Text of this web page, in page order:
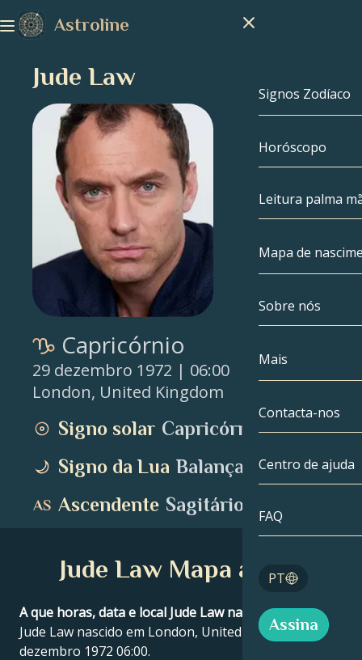
Astroline
Signos Zodíaco
Signos
Capricórnio
Peixes
Áries
Touro
Cancro
Leo
Virgem
Sagitário
Horóscopo
Leitura palma
Mapa de
Mapa de
Celebridades
Sobre nós
Mais
Tarot
Números de
Contacta-nos
Centro de ajuda
FAQ
PT
English
Assina
Jude Law
Capricórnio
29 dezembro 1972 | 06:00
London, United Kingdom
Signo solar Capricórnio
Signo da Lua Balança
Ascendente Sagitário
Jude Law Mapa astral
A que horas, data e local Jude Law nasceu?
Jude Law nascido em London, United Kingdom 29
dezembro 1972 06:00.